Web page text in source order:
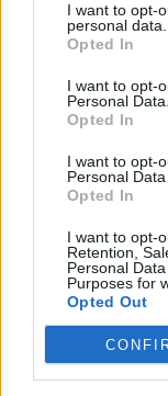
I want to opt-
personal data.
Opted In
I want to opt-
Personal Data.
Opted In
I want to opt-
Personal
Opted In
I want to opt-
Retention,
Personal
Purposes for
Opted Out